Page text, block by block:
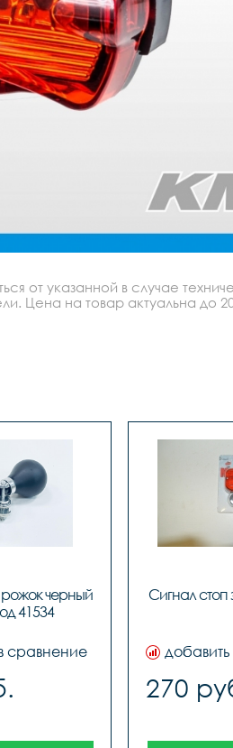
от указанной в случае
Цена на товар актуальна до
черный
41534
сравнение
Сигнал стоп
270